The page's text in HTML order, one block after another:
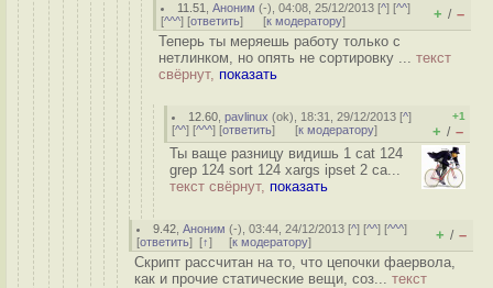
11.51 ,Аноним (-), 04:08, 25/12/2013 [^] [^^]
[^^^] [ответить] [к модератору] + / –
Теперь ты меряешь работу только с
нетлинком, но опять не сортировку ... текст
свёрнут, показать
12.60 ,pavlinux (ok), 18:31, 29/12/2013 [^]
[^^] [^^^] [ответить] [к модератору]
+1
+ / –
Ты ваще разницу видишь 1 cat 124
grep 124 sort 124 xargs ipset 2 ca...
текст свёрнут, показать
9.42 ,Аноним (-), 03:44, 24/12/2013 [^] [^^] [^^^]
[ответить] [↑] [к модератору] + / –
Скрипт рассчитан на то, что цепочки фаервола,
как и прочие статические вещи, соз... текст